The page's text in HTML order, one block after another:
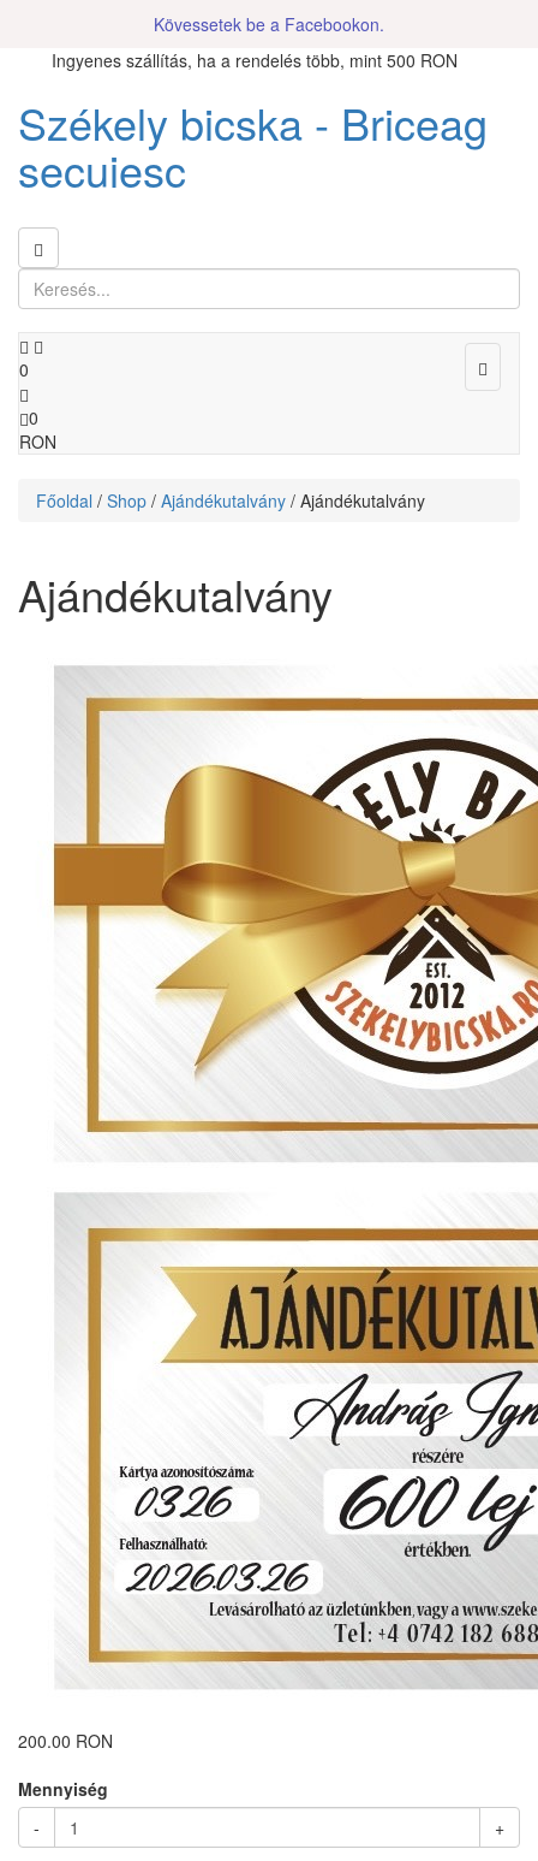
Kövessetek be a Facebookon.
Ingyenes szállítás, ha a rendelés több, mint 500 RON
Székely bicska - Briceag
secuiesc
Toggle
0
0
RON
Főoldal / Shop / Ajándékutalvány / Ajándékutalvány
Ajándékutalvány
200.00 RON
Mennyiség
-
+